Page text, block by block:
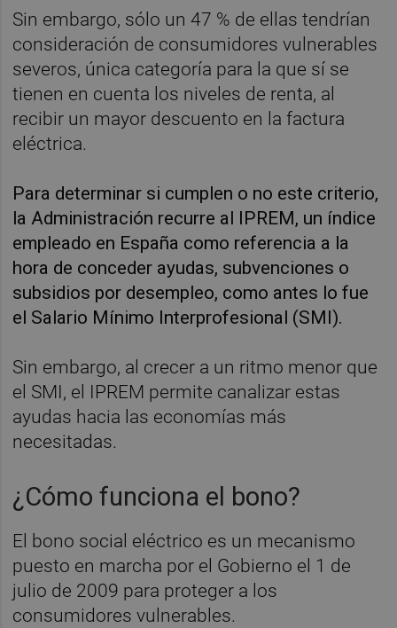
Sin embargo, sólo un 47 % de ellas tendrían
consideración de consumidores vulnerables
severos, única categoría para la que sí se
tienen en cuenta los niveles de renta, al
recibir un mayor descuento en la factura
eléctrica.
Para determinar si cumplen o no este criterio,
la Administración recurre al IPREM, un índice
empleado en España como referencia a la
hora de conceder ayudas, subvenciones o
subsidios por desempleo, como antes lo fue
el Salario Mínimo Interprofesional (SMI).
Sin embargo, al crecer a un ritmo menor que
el SMI, el IPREM permite canalizar estas
ayudas hacia las economías más
necesitadas.
¿Cómo funciona el bono?
El bono social eléctrico es un mecanismo
puesto en marcha por el Gobierno el 1 de
julio de 2009 para proteger a los
consumidores vulnerables.